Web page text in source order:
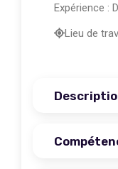
Expérience :
Lieu de